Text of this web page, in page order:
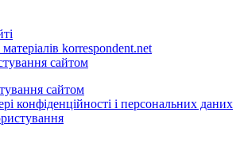
korrespondent.net
сайтом
сайтом
конфіденційності і персональних даних